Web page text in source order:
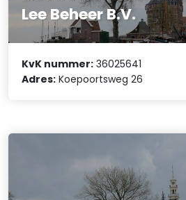
Lee Beheer B.V.
KvK nummer: 36025641
Adres: Koepoortsweg 26